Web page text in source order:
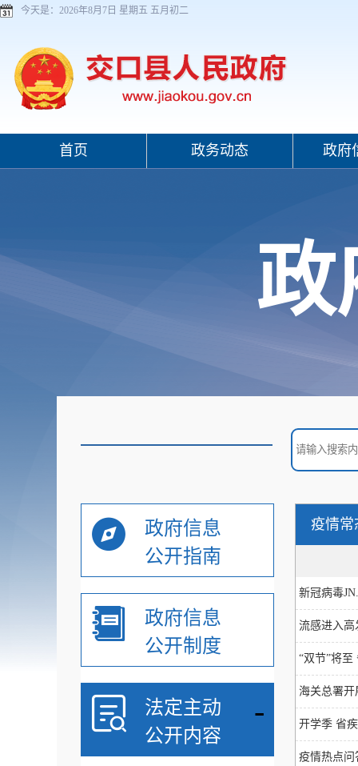
今天是： 2026年8月7日 星期五 五月初二
首页 政务动态 政府
政
政府信息
公开指南
政府信息
公开制度
法定主动
公开内容
-
疫情常
新冠病毒
流感进入
“双节”将
海关总署
开学季 省
疫情热点问